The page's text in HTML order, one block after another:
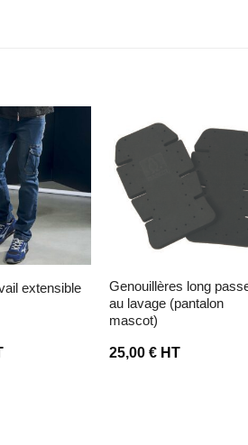
d’envies
extensible
Ajouter à la liste d’envies
genouillères long passe
au lavage (pantalon
mascot)
25,00 €HT